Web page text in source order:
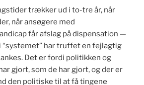
trækker ud i to-tre år, når
når ansøgere med
får afslag på dispensation —
“systemet” har truffet en fejlagtig
Det er fordi politikken og
gjort, som de har gjort, og der er
den politiske til at få tingene